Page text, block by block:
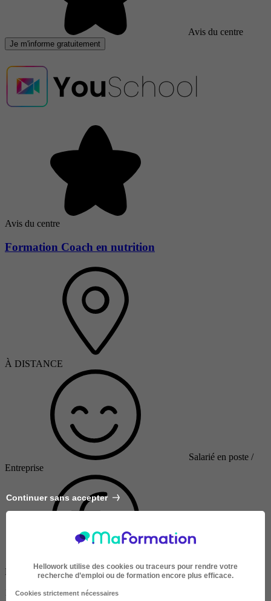
Avis du centre
Je m'informe gratuitement
Avis du centre
Formation Coach en nutrition
À DISTANCE
Salarié en poste /
Entreprise
Finançable CPF
1990 €
Continuer sans accepter
Hellowork utilise des cookies ou traceurs pour rendre votre
recherche d’emploi ou de formation encore plus efficace.
Cookies strictement nécessaires